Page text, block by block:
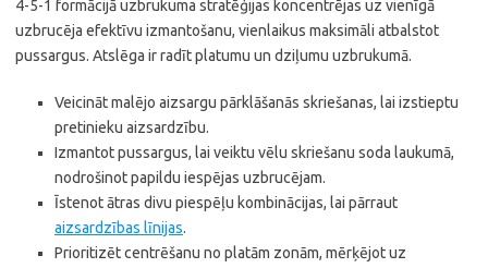
4-5-1 formācijā uzbrukuma stratēģijas koncentrējas uz vienīgā
uzbrucēja efektīvu izmantošanu, vienlaikus maksimāli atbalstot
pussargus. Atslēga ir radīt platumu un dziļumu uzbrukumā.
Veicināt malējo aizsargu pārklāšanās skriešanas, lai izstieptu
pretinieku aizsardzību.
Izmantot pussargus, lai veiktu vēlu skriešanu soda laukumā,
nodrošinot papildu iespējas uzbrucējam.
Īstenot ātras divu piespēļu kombinācijas, lai pārraut
aizsardzības līnijas.
Prioritizēt centrēšanu no platām zonām, mērķējot uz